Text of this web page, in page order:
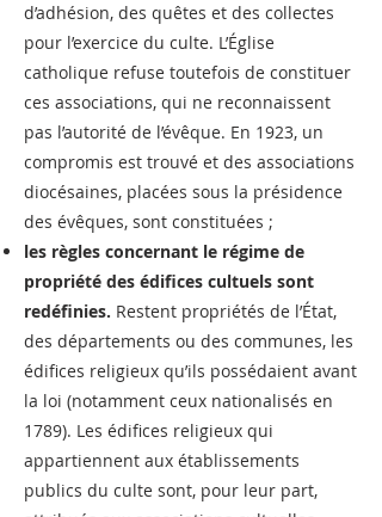
d’adhésion, des quêtes et des collectes
pour l’exercice du culte. L’Église
catholique refuse toutefois de constituer
ces associations, qui ne reconnaissent
pas l’autorité de l’évêque. En 1923, un
compromis est trouvé et des associations
diocésaines, placées sous la présidence
des évêques, sont constituées ;
les règles concernant le régime de
propriété des édifices cultuels sont
redéfinies. Restent propriétés de l’État,
des départements ou des communes, les
édifices religieux qu’ils possédaient avant
la loi (notamment ceux nationalisés en
1789). Les édifices religieux qui
appartiennent aux établissements
publics du culte sont, pour leur part,